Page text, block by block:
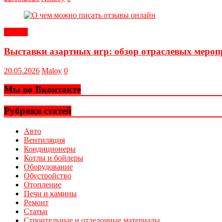
Выставки азартных игр: обзор отраслевых
20.05.2026 Maloy 0
Мы во Вконтакте
Рубрики статей
Авто
Вентиляция
Кондиционеры
Котлы и бойлеры
Оборудование
Обустройство
Отопление
Печи и камины
Ремонт
Статьи
Строительные и отделочные материалы